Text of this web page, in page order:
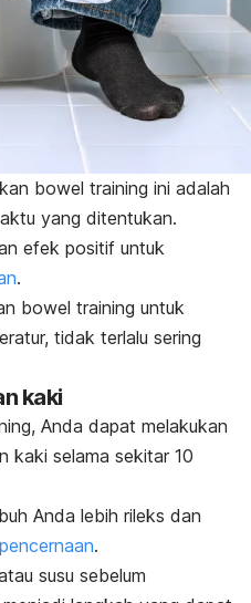
bowel training ini adalah
yang ditentukan.
efek positif untuk
.
bowel training untuk
tidak terlalu sering
kaki
, Anda dapat melakukan
kaki selama sekitar 10
Anda lebih rileks dan
.
susu sebelum